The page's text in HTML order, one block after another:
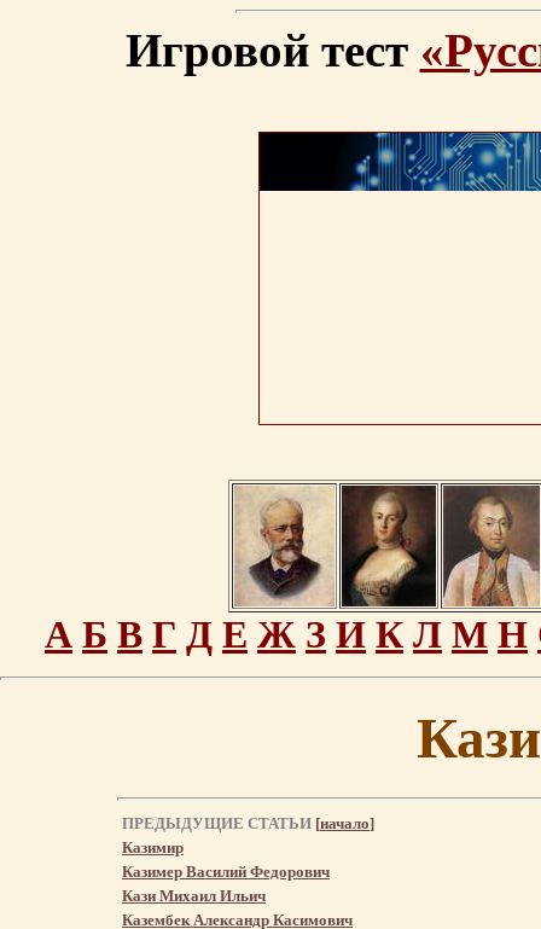
Игровой тест
А Б В Г Д Е Ж З И К Л М Н
ПРЕДЫДУЩИЕ СТАТЬИ [начало]
Казимир
Казимер Василий Федорович
Кази Михаил Ильич
Казембек Александр Касимович